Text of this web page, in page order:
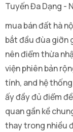
mua bán đất hà
bắt đầu đùa giỡn
nên điểm thừa
viện phiên bản
tính, and hệ
ấy đầy đủ điểm
quan gần kề
thay trong nhiều